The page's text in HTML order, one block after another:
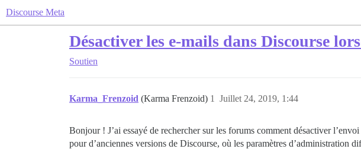
Discourse Meta
Désactiver les e-mails dans Discourse
Soutien
Karma_Frenzoid (Karma Frenzoid) Juillet 24, 2019, 1:44
1
Bonjour ! J’ai essayé de rechercher sur les forums comment désactiver
pour d’anciennes versions de Discourse, où les paramètres d’administration